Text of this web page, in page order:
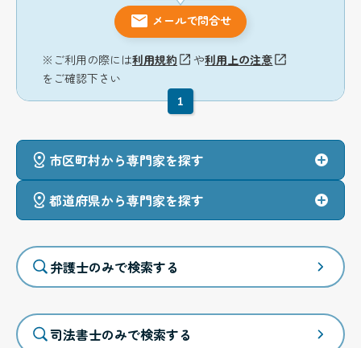
メールで問合せ
※ご利用の際には利用規約 や利用上の注意
をご確認下さい
1
市区町村から専門家を探す
都道府県から専門家を探す
弁護士のみで検索する
司法書士のみで検索する